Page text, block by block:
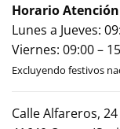
Horario
Lunes a Jueves:
Viernes: 09:00 –
Excluyendo festivos
Calle Alfareros, 24